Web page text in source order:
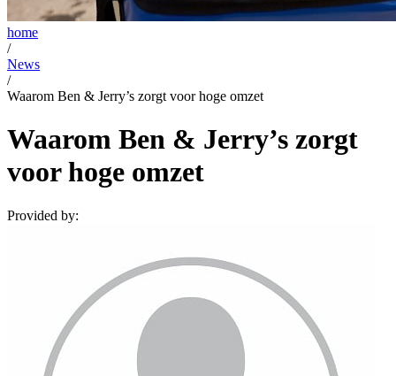
home
/
News
/
Waarom Ben & Jerry’s zorgt voor hoge omzet
Waarom Ben & Jerry’s zorgt
voor hoge omzet
Provided by: